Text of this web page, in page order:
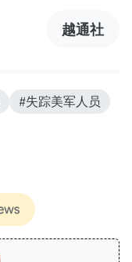
越通社
#失踪美军人员